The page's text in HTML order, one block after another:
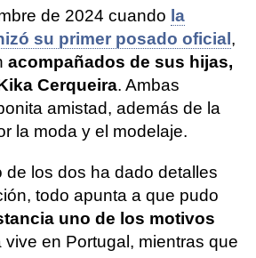
de 2024 cuando la
su primer posado oficial ,
acompañados de sus hijas,
Cerqueira. Ambas
amistad, además de la
la moda y el modelaje.
de los dos ha dado detalles
todo apunta a que pudo
uno de los motivos
vive en Portugal, mientras que